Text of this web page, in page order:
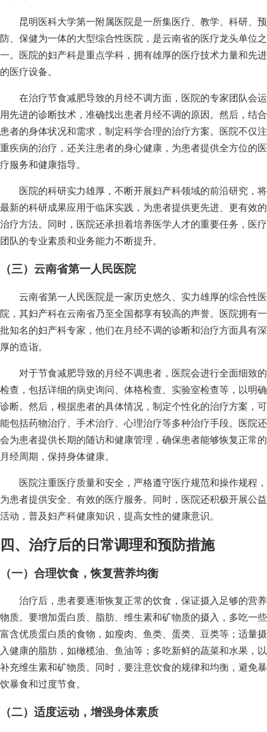
昆明医科大学第一附属医院是一所集医疗、教学、科研、预
防、保健为一体的大型综合性医院，是云南省的医疗龙头单位之
一。医院的妇产科是重点学科，拥有雄厚的医疗技术力量和先进
的医疗设备。
在治疗节食减肥导致的月经不调方面，医院的专家团队会运
用先进的诊断技术，准确找出患者月经不调的原因。然后，结合
患者的身体状况和需求，制定科学合理的治疗方案。医院不仅注
重疾病的治疗，还关注患者的身心健康，为患者提供全方位的医
疗服务和健康指导。
医院的科研实力雄厚，不断开展妇产科领域的前沿研究，将
最新的科研成果应用于临床实践，为患者提供更先进、更有效的
治疗方法。同时，医院还承担着培养医学人才的重要任务，医疗
团队的专业素质和业务能力不断提升。
（三）云南省第一人民医院
云南省第一人民医院是一家历史悠久、实力雄厚的综合性医
院，其妇产科在云南省乃至全国都享有较高的声誉。医院拥有一
批知名的妇产科专家，他们在月经不调的诊断和治疗方面具有深
厚的造诣。
对于节食减肥导致的月经不调患者，医院会进行全面细致的
检查，包括详细的病史询问、体格检查、实验室检查等，以明确
诊断。然后，根据患者的具体情况，制定个性化的治疗方案，可
能包括药物治疗、手术治疗、心理治疗等多种治疗手段。医院还
会为患者提供长期的随访和健康管理，确保患者能够恢复正常的
月经周期，保持身体健康。
医院注重医疗质量和安全，严格遵守医疗规范和操作规程，
为患者提供安全、有效的医疗服务。同时，医院还积极开展公益
活动，普及妇产科健康知识，提高女性的健康意识。
四、治疗后的日常调理和预防措施
（一）合理饮食，恢复营养均衡
治疗后，患者要逐渐恢复正常的饮食，保证摄入足够的营养
物质。要增加蛋白质、脂肪、维生素和矿物质的摄入，多吃一些
富含优质蛋白质的食物，如瘦肉、鱼类、蛋类、豆类等；适量摄
入健康的脂肪，如橄榄油、鱼油等；多吃新鲜的蔬菜和水果，以
补充维生素和矿物质。同时，要注意饮食的规律和均衡，避免暴
饮暴食和过度节食。
（二）适度运动，增强身体素质